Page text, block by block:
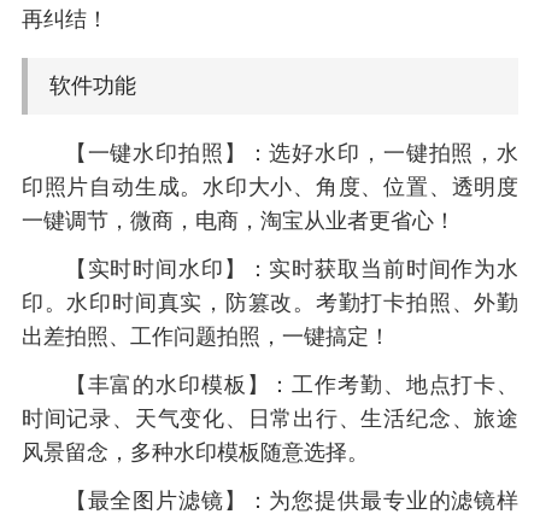
再纠结！
软件功能
【一键水印拍照】：选好水印，一键拍照，水
印照片自动生成。水印大小、角度、位置、透明度
一键调节，微商，电商，淘宝从业者更省心！
【实时时间水印】：实时获取当前时间作为水
印。水印时间真实，防篡改。考勤打卡拍照、外勤
出差拍照、工作问题拍照，一键搞定！
【丰富的水印模板】：工作考勤、地点打卡、
时间记录、天气变化、日常出行、生活纪念、旅途
风景留念，多种水印模板随意选择。
【最全图片滤镜】：为您提供最专业的滤镜样